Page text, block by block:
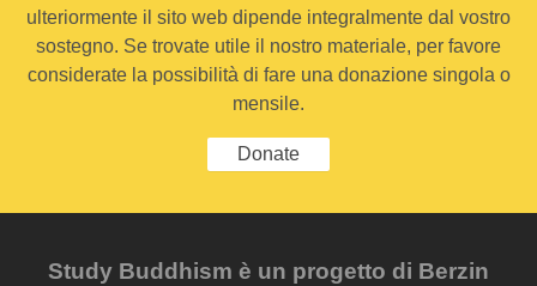
ulteriormente il sito web dipende integralmente dal vostro
sostegno. Se trovate utile il nostro materiale, per favore
considerate la possibilità di fare una donazione singola o
mensile.
Donate
Study Buddhism è un progetto di Berzin